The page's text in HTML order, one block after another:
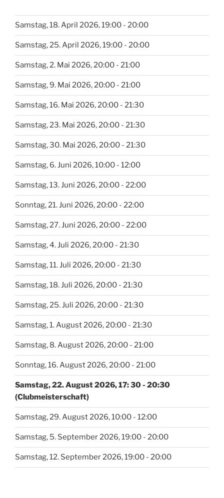
Samstag, 18. April 2026, 19:00 - 20:00
Samstag, 25. April 2026, 19:00 - 20:00
Samstag, 2. Mai 2026, 20:00 - 21:00
Samstag, 9. Mai 2026, 20:00 - 21:00
Samstag, 16. Mai 2026, 20:00 - 21:30
Samstag, 23. Mai 2026, 20:00 - 21:30
Samstag, 30. Mai 2026, 20:00 - 21:30
Samstag, 6. Juni 2026, 10:00 - 12:00
Samstag, 13. Juni 2026, 20:00 - 22:00
Sonntag, 21. Juni 2026, 20:00 - 22:00
Samstag, 27. Juni 2026, 20:00 - 22:00
Samstag, 4. Juli 2026, 20:00 - 21:30
Samstag, 11. Juli 2026, 20:00 - 21:30
Samstag, 18. Juli 2026, 20:00 - 21:30
Samstag, 25. Juli 2026, 20:00 - 21:30
Samstag, 1. August 2026, 20:00 - 21:30
Samstag, 8. August 2026, 20:00 - 21:00
Sonntag, 16. August 2026, 20:00 - 21:00
Samstag, 22. August 2026, 17: 30 - 20:30
(Clubmeisterschaft)
Samstag, 29. August 2026, 10:00 - 12:00
Samstag, 5. September 2026, 19:00 - 20:00
Samstag, 12. September 2026, 19:00 - 20:00